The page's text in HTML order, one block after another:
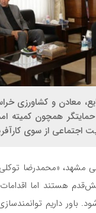
معادن و کشاورزی
همچون کمیته
اجتماعی از سوی
مشهد، «محمدرضا
هستند اما
شود. باور داریم